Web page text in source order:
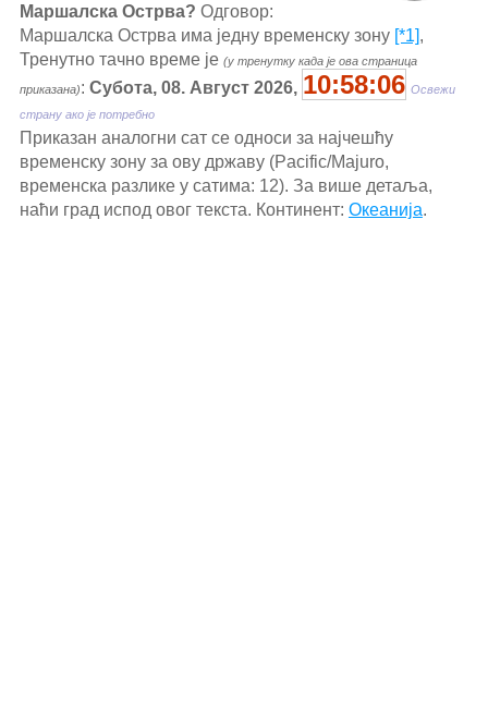
Маршалска Острва? Одговор:
Маршалска Острва има једну временску зону [*1],
Тренутно тачно време је (у тренутку када је ова страница
приказана): Субота, 08. Август 2026, 10:58:06 Освежи
страну ако је потребно
Приказан аналогни сат се односи за најчешћу
временску зону за ову државу (Pacific/Majuro,
временска разлике у сатима: 12). За више детаља,
наћи град испод овог текста. Континент: Океанија.